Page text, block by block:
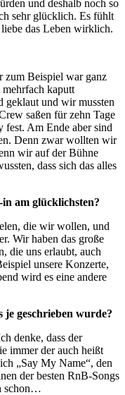
und deshalb noch so
sehr glücklich. Es fühlt
das Leben wirklich.
zum Beispiel war ganz
kaputt
geklaut und wir mussten
saßen für zehn Tage
Am Ende aber sind
Denn zwar wollten wir
wir auf der Bühne
dass sich das alles
am glücklichsten?
die wir wollen, und
Wir haben das große
die uns erlaubt, auch
unsere Konzerte,
wird es eine andere
je geschrieben wurde?
denke, dass der
immer der auch heißt
„Say My Name“, den
der besten RnB-Songs
schon…